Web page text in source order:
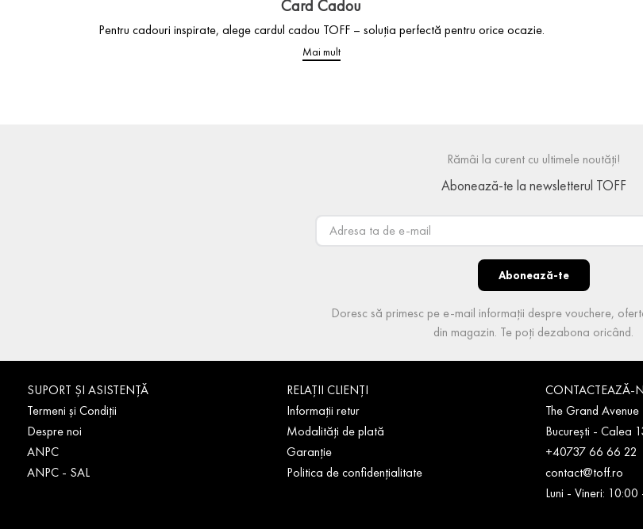
Card Cadou
Pentru cadouri inspirate, alege cardul cadou TOFF – soluția perfectă pentru orice ocazie.
Mai mult
Rămâi la curent cu ultimele noutăți!
Abonează-te la newsletterul TOFF
Abonează-te
Doresc să primesc pe e-mail informații despre vouchere,
din magazin. Te poți dezabona oricând.
SUPORT ȘI ASISTENȚĂ
Termeni și Condiții
Despre noi
ANPC
ANPC - SAL
RELAȚII CLIENȚI
Informații retur
Modalități de plată
Garanție
Politica de confidențialitate
CONTACTEAZĂ-
The Grand
București - Calea
+40737 66 66 22
contact@toff.ro
Luni - Vineri: